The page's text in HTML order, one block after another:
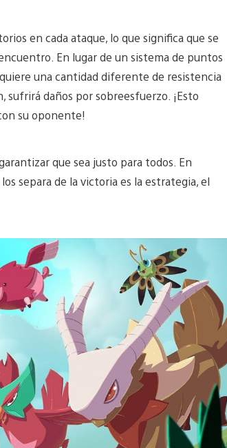
en cada ataque, lo que significa que se
En lugar de un sistema de puntos
una cantidad diferente de resistencia
sufrirá daños por sobreesfuerzo. ¡Esto
su oponente!
que sea justo para todos. En
separa de la victoria es la estrategia, el